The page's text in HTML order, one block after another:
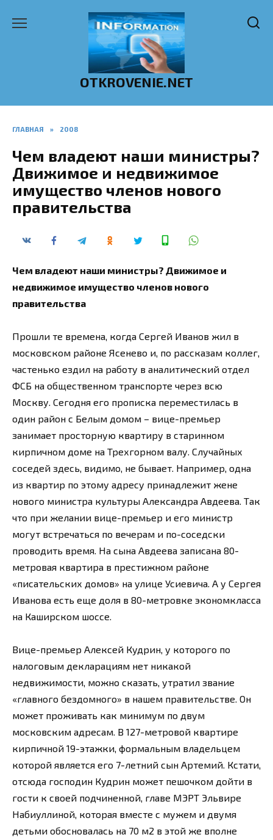
OTKROVENIE.NET
ГЛАВНАЯ » 2008
Чем владеют наши министры?
Движимое и недвижимое
имущество членов нового
правительства
Чем владеют наши министры? Движимое и
недвижимое имущество членов нового
правительства
Прошли те времена, когда Сергей Иванов жил в
московском районе Ясенево и, по рассказам коллег,
частенько ездил на работу в аналитический отдел
ФСБ на общественном транспорте через всю
Москву. Сегодня его прописка переместилась в
один район с Белым домом – вице-премьер
занимает просторную квартиру в старинном
кирпичном доме на Трехгорном валу. Случайных
соседей здесь, видимо, не бывает. Например, одна
из квартир по этому адресу принадлежит жене
нового министра культуры Александра Авдеева. Так
что при желании вице-премьер и его министр
могут встречаться по вечерам и по-соседски
проводить время. На сына Авдеева записана 80-
метровая квартира в престижном районе
«писательских домов» на улице Усиевича. А у Сергея
Иванова есть еще доля в 80-метровке экономкласса
на Каширском шоссе.
Вице-премьер Алексей Кудрин, у которого по
налоговым декларациям нет никакой
недвижимости, можно сказать, утратил звание
«главного бездомного» в нашем правительстве. Он
может проживать как минимум по двум
московским адресам. В 127-метровой квартире
кирпичной 19-этажки, формальным владельцем
которой является его 7-летний сын Артемий. Кстати,
отсюда господин Кудрин может пешочком дойти в
гости к своей подчиненной, главе МЭРТ Эльвире
Набиуллиной, которая вместе с мужем и двумя
детьми обосновалась на 70 м2 в этой же вполне